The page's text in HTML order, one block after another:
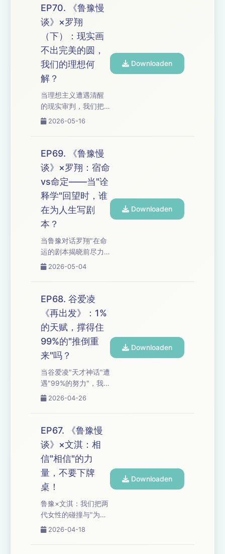
重演"到"家庭结构会变
化"的乐观预判，我们
追问：当个体意识觉
醒遭遇精密...
从"已知结局的平
淡"到"降临式悲哀"的
过程觉醒，从"结果是
虚无"到"用行动把坚持
变成对的选择"，我们
追问：当不确定性成
为永恒常态，"拥抱变
革"是自我安慰还是答
案？在奥德赛时期持
续划桨，是莽撞还是
归途？ 如果让你提前
看到自己的未来，你
还会勇敢活下去吗？
当命运把你扔进10年
的风暴里，你是被拖
着走，还是...
EP70. 《鲁豫慢
谈》×罗翔
（下）：现实画
不出完美的圆，
我们的理想何
解？
当理想主义遭遇清醒
的现实审判，我们把
罗翔口中"画不出的完
性"的谦卑拆给你听
——从"法不容情"的程
序正义到"现实的理想
主义"重建，当两种好
的价值观互相冲突，
我们还能相信公平正
义吗？ 从"对抗虚无的
救命稻草"到"自负比自
卑更好"的文明冲突，
从"职业的正当性是一
种自欺"到"被锤之后更
放肆"的西西弗斯，这
些观点背后，我们追
问：当神圣使命沦为
不择手段的遮羞布，
谦卑是美德还是加
害？持续...
2026-05-16
Downloaden
EP69. 《鲁豫慢
谈》×罗翔：宿命
vs命定——当"诠
释学"回望时，谁
在为人生写剧
本？
当鲁豫对话罗翔"在命
运的剧本揭晓前尽力
扮演好自己的角色"，
定"的词汇之争、"诠释
学"回望时的命运感，
以及"面对命运盲猜未
必输给精挑细选"的洞
察拆给你听——从罗
翔"被推着走"的小城青
年到鲁豫"不止一个高
峰"的坚持，当容错率
不断收窄，我们还
能"我命由我"吗？ 我
们追问：高考作为唯
还是答案？持续打破
重塑，是虚无还是自
救？ 如果你也在"精挑
细选...
2026-05-04
Downloaden
EP68. 谷爱凌
《再出发》：1%
的天赋，撑得住
99%的"推倒重
来"吗？
当谷爱凌"天才神话"遭
遇"99%的努力"，我
们把理想主义的代价
托举拆给你听——
从"衣服馊臭的11小
时"到"跑步机上的5分
钟哭泣"，极致量化的
心流真的能被复制
吗？ 从"一夜跌回11
岁"到"把不可能变成可
能"，从"压力是一种特
权"到"烂泥里也能开
花"，我们追问：没有
谷爱凌的家世与容错
2026-04-26
Downloaden
EP67. 《鲁豫慢
谈》×文淇：相
信"相信"的力
量，不要下牌
桌！
鲁豫×文淇：我们把两
代女性的碰撞与"为什
么不是你"的追问拆给
淇淋拉肚子到"没有人
2026-04-18
Downloaden